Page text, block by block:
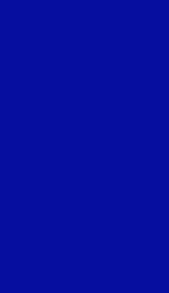
y Vertical
y Bañeras